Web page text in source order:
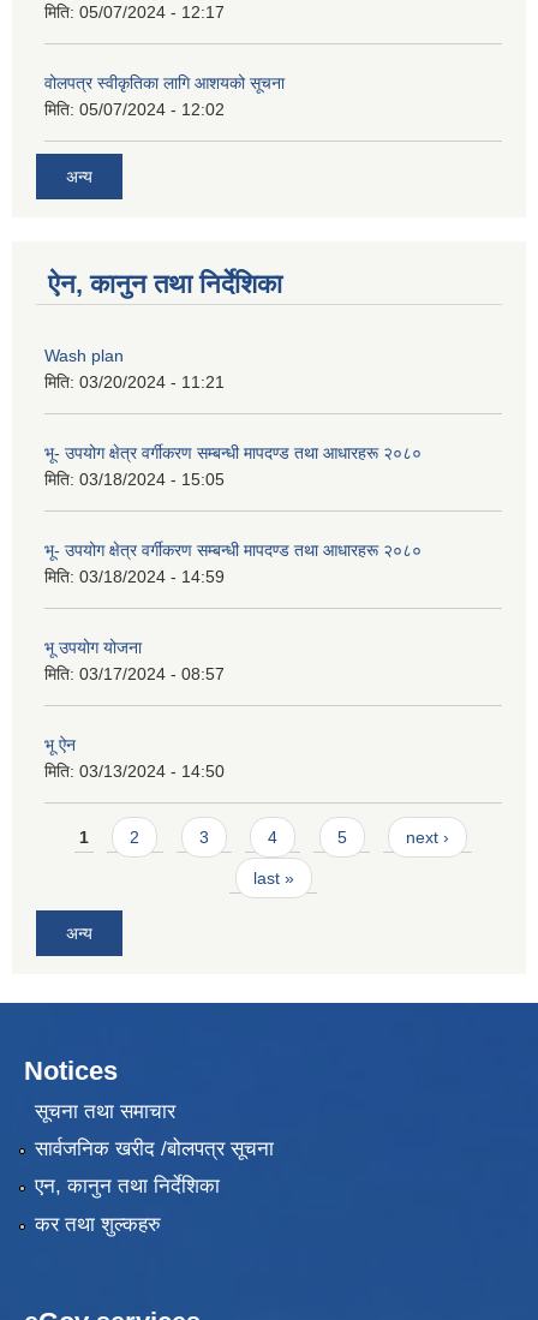
मिति: 05/07/2024 - 12:17
वोलपत्र स्वीकृतिका लागि आशयको सूचना
मिति: 05/07/2024 - 12:02
अन्य
ऐन, कानुन तथा निर्देशिका
Wash plan
मिति: 03/20/2024 - 11:21
भू- उपयोग क्षेत्र वर्गीकरण सम्बन्धी मापदण्ड तथा आधारहरू २०८०
मिति: 03/18/2024 - 15:05
भू- उपयोग क्षेत्र वर्गीकरण सम्बन्धी मापदण्ड तथा आधारहरू २०८०
मिति: 03/18/2024 - 14:59
भू उपयोग योजना
मिति: 03/17/2024 - 08:57
भू ऐन
मिति: 03/13/2024 - 14:50
Pages
1 2 3 4 5 next ›
last »
अन्य
Notices
सूचना तथा समाचार
सार्वजनिक खरीद /बोलपत्र सूचना
एन, कानुन तथा निर्देशिका
कर तथा शुल्कहरु